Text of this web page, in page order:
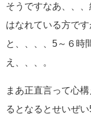
そうですなあ、、
はなれている方で
と、、、、5～６時
え、、、。
まあ正直言って心
るとなるとせいぜ